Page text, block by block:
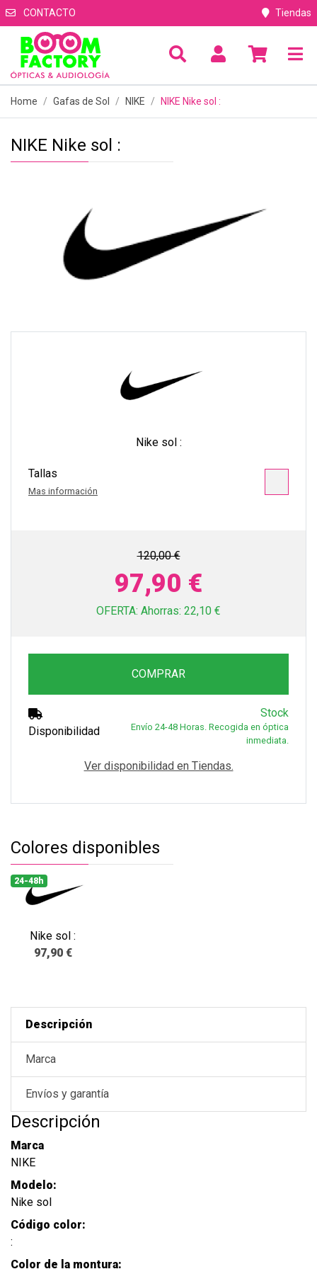
CONTACTO Tiendas
Home Gafas de Sol NIKE NIKE Nike sol :
NIKE Nike sol :
Nike sol :
Tallas
Mas información
120,00 €
97,90 €
OFERTA: Ahorras: 22,10 €
COMPRAR
Disponibilidad
Stock
Envío 24-48 Horas. Recogida en óptica
inmediata.
Ver disponibilidad en Tiendas.
Colores disponibles
24-48h
Nike sol :
97,90 €
Descripción
Marca
Envíos y garantía
Descripción
Marca
NIKE
Modelo:
Nike sol
Código color:
:
Color de la montura: